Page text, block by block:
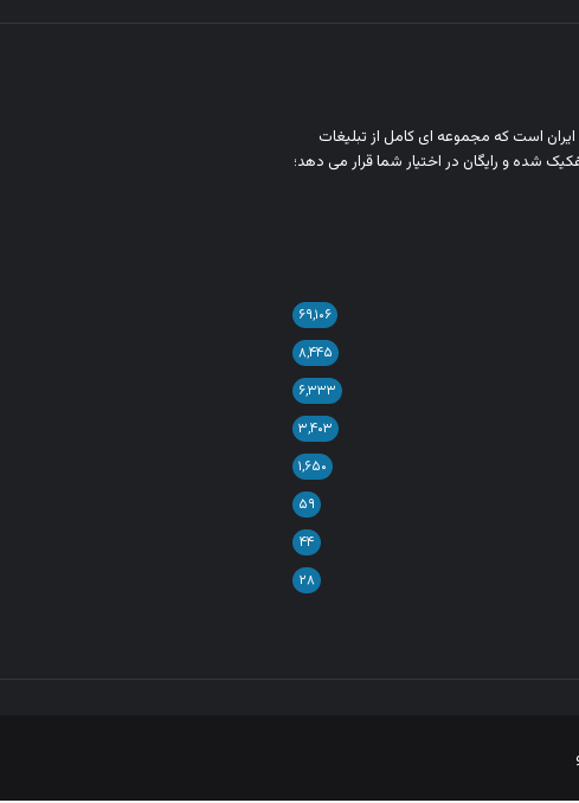
ایران است که مجموعه‌ ای کامل از تبلیغات
شده و رایگان در اختیار شما قرار می‌ دهد؛
۶۹,۱۰۶
۸,۴۴۵
۶,۳۳۳
۳,۴۰۳
۱,۶۵۰
۵۹
۴۴
۲۸